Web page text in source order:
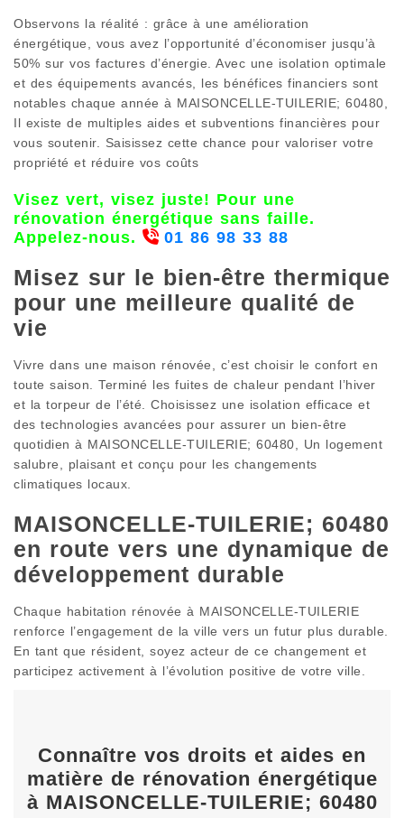
Observons la réalité : grâce à une amélioration
énergétique, vous avez l’opportunité d’économiser jusqu’à
50% sur vos factures d’énergie. Avec une isolation optimale
et des équipements avancés, les bénéfices financiers sont
notables chaque année à MAISONCELLE-TUILERIE; 60480,
Il existe de multiples aides et subventions financières pour
vous soutenir. Saisissez cette chance pour valoriser votre
propriété et réduire vos coûts
Visez vert, visez juste! Pour une
rénovation énergétique sans faille.
Appelez-nous.
01 86 98 33 88
Misez sur le bien-être thermique
pour une meilleure qualité de
vie
Vivre dans une maison rénovée, c’est choisir le confort en
toute saison. Terminé les fuites de chaleur pendant l’hiver
et la torpeur de l’été. Choisissez une isolation efficace et
des technologies avancées pour assurer un bien-être
quotidien à MAISONCELLE-TUILERIE; 60480, Un logement
salubre, plaisant et conçu pour les changements
climatiques locaux.
MAISONCELLE-TUILERIE; 60480
en route vers une dynamique de
développement durable
Chaque habitation rénovée à MAISONCELLE-TUILERIE
renforce l’engagement de la ville vers un futur plus durable.
En tant que résident, soyez acteur de ce changement et
participez activement à l’évolution positive de votre ville.
Connaître vos droits et aides en
matière de rénovation énergétique
à MAISONCELLE-TUILERIE; 60480